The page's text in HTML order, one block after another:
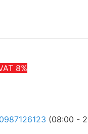
8%
0987126123 (08:00 -